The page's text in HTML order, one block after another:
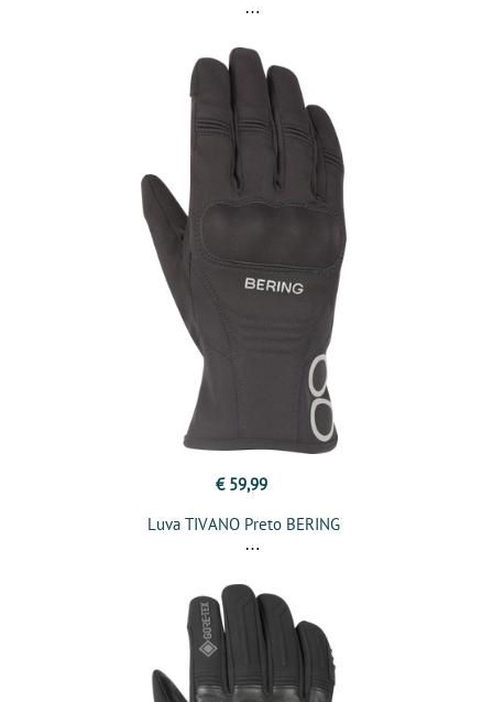
€ 59,99
Luva TIVANO Preto BERING